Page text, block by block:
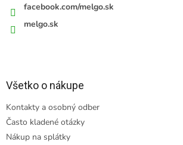
facebook.com/melgo.sk
melgo.sk
Všetko o nákupe
Kontakty a osobný odber
Často kladené otázky
Nákup na splátky